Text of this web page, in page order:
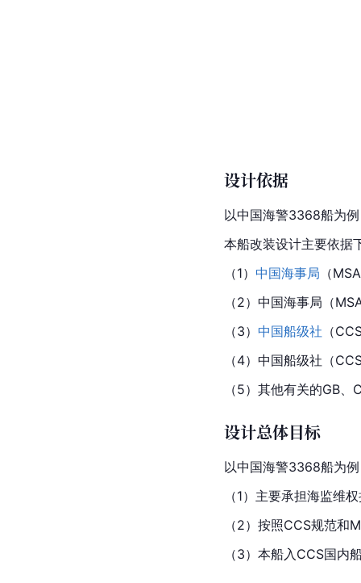
设计依据
以中国海警3368船为例
本船改装设计主要依据
（1） 中国海事局 （
（2）中国海事局（
（3） 中国船级社 （
（4）中国船级社（
（5）其他有关的GB
设计总体目标
以中国海警3368船为例
（1）主要承担海监维
（2）按照CCS规范和
（3）本船入CCS国